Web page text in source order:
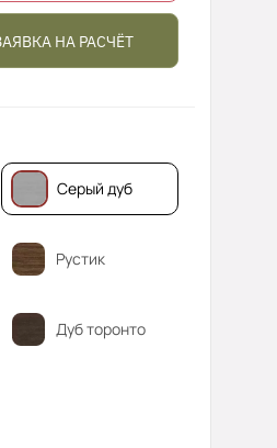
НА РАСЧЁТ
Серый дуб
Рустик
Дуб торонто